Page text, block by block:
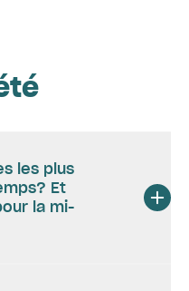
les plus
Et
la mi-